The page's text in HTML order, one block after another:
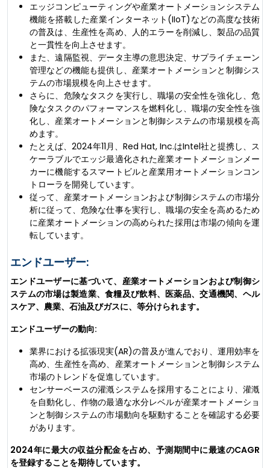
エッジコンピューティングや産業オートメーションシステム
機能を搭載した産業インターネット(IIoT)などの高度な技術
の普及は、生産性を高め、人的エラーを削減し、製品の品質
と一貫性を向上させます。
また、遠隔監視、データ主導の意思決定、サプライチェーン
管理などの機能も提供し、産業オートメーションと制御シス
テムの市場規模を向上させます。
さらに、危険なタスクを実行し、職場の安全性を強化し、危
険なタスクのパフォーマンスを燃料化し、職場の安全性を強
化し、産業オートメーションと制御システムの市場規模を高
めます。
たとえば、2024年11月、Red Hat, Inc.はIntel社と提携し、ス
ケーラブルでエッジ最適化された産業オートメーションメー
カーに機能するスマートビルと産業用オートメーションコン
トローラを開発しています。
従って、産業オートメーションおよび制御システムの市場分
析に従って、危険な仕事を実行し、職場の安全を高めるため
に産業オートメーションの高められた採用は市場の傾向を運
転しています。
エンドユーザー:
エンドユーザーに基づいて、産業オートメーションおよび制御シ
ステムの市場は製造業、食糧及び飲料、医薬品、交通機関、ヘル
スケア、農業、石油及びガスに、等分けられます。
エンドユーザーの動向:
業界における拡張現実(AR)の普及が進んでおり、運用効率を
高め、生産性を高め、産業オートメーションと制御システム
市場のトレンドを促進しています。
センサーベースの灌漑システムを採用することにより、灌漑
を自動化し、作物の最適な水分レベルが産業オートメーショ
ンと制御システムの市場動向を駆動することを確認する必要
があります。
2024年に最大の収益分配金を占め、予測期間中に最速のCAGR
を登録することを期待しています。